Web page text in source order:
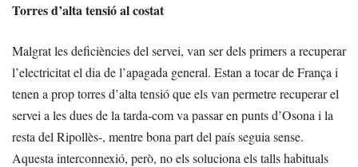
Torres d’alta tensió al costat
Malgrat les deficiències del servei, van ser dels primers a recuperar
l’electricitat el dia de l’apagada general. Estan a tocar de França i
tenen a prop torres d’alta tensió que els van permetre recuperar el
servei a les dues de la tarda-com va passar en punts d’Osona i la
resta del Ripollès-, mentre bona part del país seguia sense.
Aquesta interconnexió, però, no els soluciona els talls habituals